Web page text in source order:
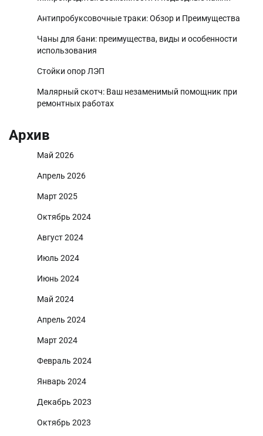
Антипробуксовочные траки: Обзор и Преимущества
Чаны для бани: преимущества, виды и особенности
использования
Стойки опор ЛЭП
Малярный скотч: Ваш незаменимый помощник при
ремонтных работах
Архив
Май 2026
Апрель 2026
Март 2025
Октябрь 2024
Август 2024
Июль 2024
Июнь 2024
Май 2024
Апрель 2024
Март 2024
Февраль 2024
Январь 2024
Декабрь 2023
Октябрь 2023